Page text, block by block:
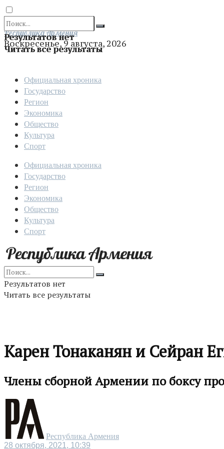
Результатов нет
Читать все результаты
Отправить
Республика Армения
Воскресенье, 9 августа, 2026
Официальная хроника
Государство
Регион
Экономика
Общество
Культура
Спорт
Официальная хроника
Государство
Регион
Экономика
Общество
Культура
Спорт
Результатов нет
Читать все результаты
Карен Тонаканян и Сейран
Члены сборной Армении по боксу
Республика Армения
28 октября, 2021, 10:39